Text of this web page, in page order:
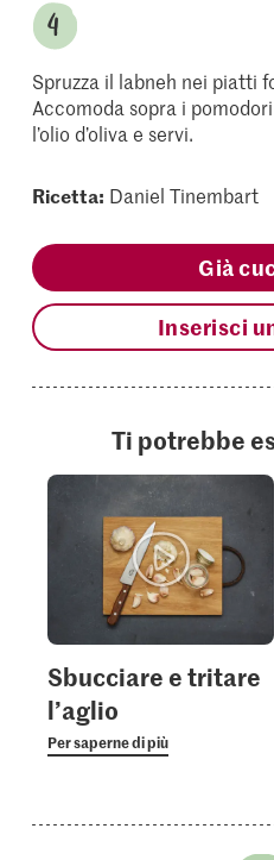
Spruzza il labneh nei piatti
Accomoda sopra i
l’olio d’oliva e servi.
Ricetta: Daniel Tinembart
Già
Inserisci
Ti potrebbe
Sbucciare e tritare
l’aglio
Per saperne di più